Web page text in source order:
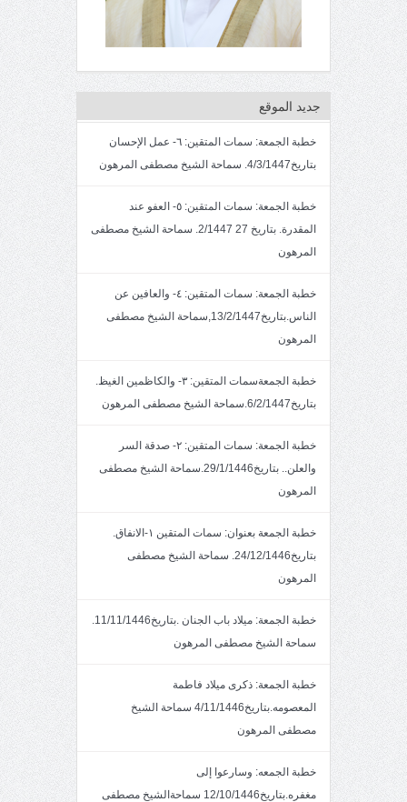
جديد الموقع
خطبة الجمعة: سمات المتقين: ٦- عمل الإحسان
بتاريخ4/3/1447. سماحة الشيخ مصطفى المرهون
خطبة الجمعة: سمات المتقين: ٥- العفو عند
المقدرة. بتاريخ 27 2/1447. سماحة الشيخ مصطفى
المرهون
خطبة الجمعة: سمات المتقين: ٤- والعافين عن
الناس.بتاريخ13/2/1447,سماحة الشيخ مصطفى
المرهون
خطبة الجمعةسمات المتقين: ٣- والكاظمين الغيظ.
بتاريخ6/2/1447.سماحة الشيخ مصطفى المرهون
خطبة الجمعة: سمات المتقين: ٢- صدقة السر
والعلن.. بتاريخ29/1/1446.سماحة الشيخ مصطفى
المرهون
خطبة الجمعة بعنوان: سمات المتقين ١-الانفاق.
بتاريخ24/12/1446. سماحة الشيخ مصطفى
المرهون
خطبة الجمعة: ميلاد باب الجنان .بتاريخ11/11/1446.
سماحة الشيخ مصطفى المرهون
خطبة الجمعة: ذكرى ميلاد فاطمة
المعصومه.بتاريخ4/11/1446 سماحة الشيخ
مصطفى المرهون
خطبة الجمعه: وسارعوا إلى
مغفره.بتاريخ12/10/1446 سماحةالشيخ مصطفى